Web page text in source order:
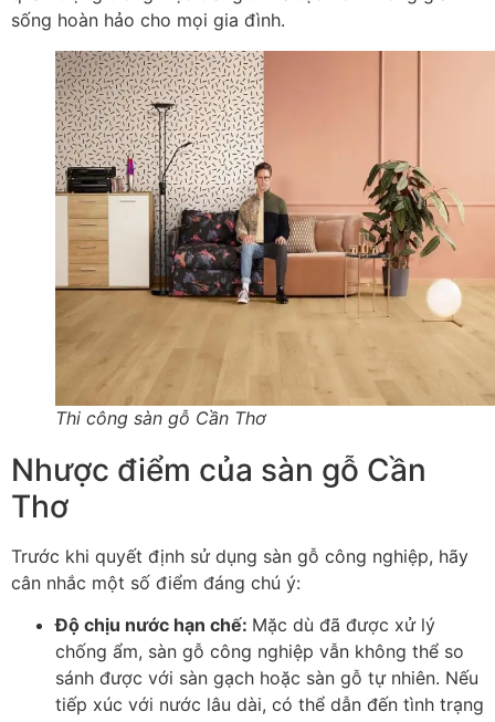
sống hoàn hảo cho mọi gia đình.
Thi công sàn gỗ Cần Thơ
Nhược điểm của sàn gỗ Cần
Thơ
Trước khi quyết định sử dụng sàn gỗ công nghiệp, hãy
cân nhắc một số điểm đáng chú ý:
Độ chịu nước hạn chế: Mặc dù đã được xử lý
chống ẩm, sàn gỗ công nghiệp vẫn không thể so
sánh được với sàn gạch hoặc sàn gỗ tự nhiên. Nếu
tiếp xúc với nước lâu dài, có thể dẫn đến tình trạng